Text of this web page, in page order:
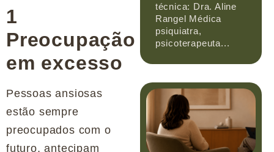
1
Preocupação
em excesso
Pessoas ansiosas
estão sempre
preocupados com o
futuro, antecipam
técnica: Dra. Aline
Rangel Médica
psiquiatra,
psicoterapeuta...